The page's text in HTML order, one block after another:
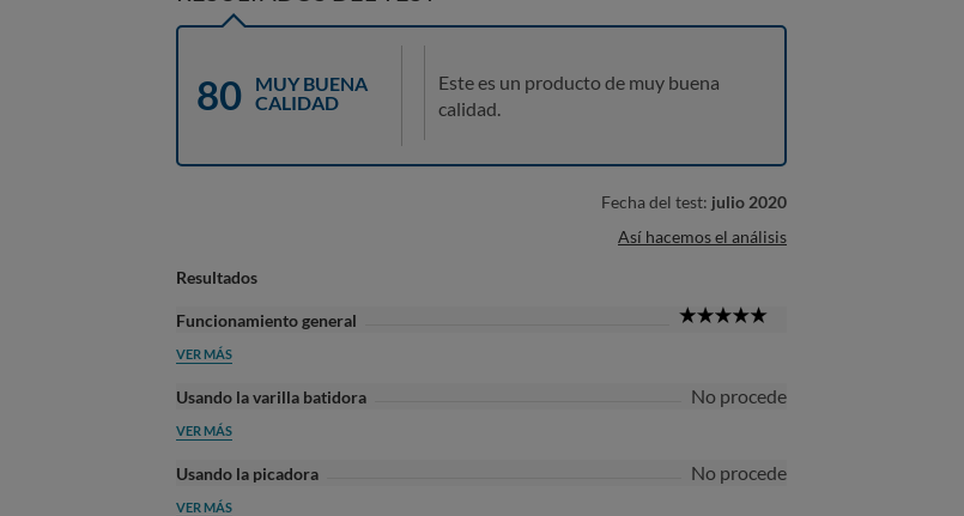
80
MUY BUENA
CALIDAD
Este es un producto de muy buena
calidad.
Fecha del test: julio 2020
Así hacemos el análisis
Resultados
Funcionamiento general
VER MÁS
Usando la varilla batidora No procede
VER MÁS
Usando la picadora No procede
VER MÁS